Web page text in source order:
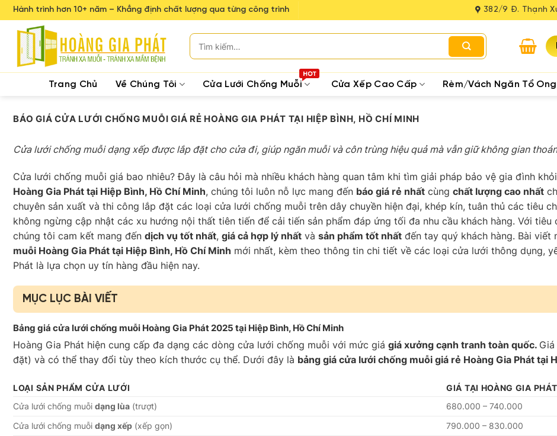
Skip
to
content
Hành trình hơn 10+ năm – Khẳng định chất lượng qua từng công trình 382/9 Đ. Thạnh
kiếm:
Trang Chủ Về Chúng Tôi Cửa Lưới Chống Muỗi Cửa Xếp Cao Cấp Rèm/Vách Ngăn Tổ Ong
BÁO GIÁ CỬA LƯỚI CHỐNG MUỖI GIÁ RẺ HOÀNG GIA PHÁT TẠI HIỆP BÌNH, HỒ CHÍ MINH
Cửa lưới chống muỗi dạng xếp được lắp đặt cho cửa đi, giúp ngăn muỗi và côn trùng hiệu quả mà vẫn giữ không gian
Cửa lưới chống muỗi giá bao nhiêu? Đây là câu hỏi mà nhiều khách hàng quan tâm khi tìm giải pháp bảo vệ gia đình
Hoàng Gia Phát tại Hiệp Bình, Hồ Chí Minh, chúng tôi luôn nỗ lực mang đến báo giá rẻ nhất cùng chất lượng cao nhất
chuyên sản xuất và thi công lắp đặt các loại cửa lưới chống muỗi trên dây chuyền hiện đại, khép kín, tuân thủ các tiêu
không ngừng cập nhật các xu hướng nội thất tiên tiến để cải tiến sản phẩm đáp ứng tối đa nhu cầu khách hàng. Với tiêu
chúng tôi cam kết mang đến dịch vụ tốt nhất, giá cả hợp lý nhất và sản phẩm tốt nhất đến tay quý khách hàng. Bài viết
muỗi Hoàng Gia Phát tại Hiệp Bình, Hồ Chí Minh mới nhất, kèm theo thông tin chi tiết về các loại cửa lưới thông dụng,
Phát là lựa chọn uy tín hàng đầu hiện nay.
MỤC LỤC BÀI VIẾT
Bảng giá cửa lưới chống muỗi Hoàng Gia Phát 2025 tại Hiệp Bình, Hồ Chí Minh
Hoàng Gia Phát hiện cung cấp đa dạng các dòng cửa lưới chống muỗi với mức giá giá xưởng cạnh tranh toàn quốc.
đặt) và có thể thay đổi tùy theo kích thước cụ thể. Dưới đây là bảng giá cửa lưới chống muỗi giá rẻ Hoàng Gia Phát tại
LOẠI SẢN PHẨM CỬA LƯỚI GIÁ TẠI HOÀNG GIA PHÁT
Cửa lưới chống muỗi dạng lùa (trượt)
680.000 – 740.000
Cửa lưới chống muỗi dạng xếp (xếp gọn)
790.000 – 830.000